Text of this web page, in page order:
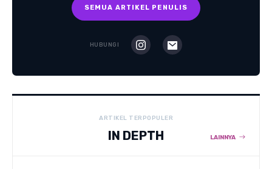
SEMUA ARTIKEL PENULIS
HUBUNGI
ARTIKEL TERPOPULER
IN DEPTH LAINNYA